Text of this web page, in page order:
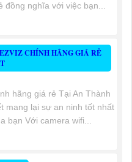
đồng nghĩa với việc bạn...
CHÍNH HÃNG GIÁ RẺ
hãng giá rẻ Tại An Thành
mang lại sự an ninh tốt nhất
bạn Với camera wifi...